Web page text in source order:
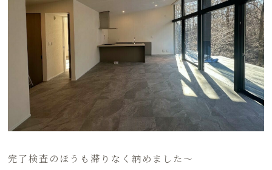
完了検査のほうも滞りなく納めました～